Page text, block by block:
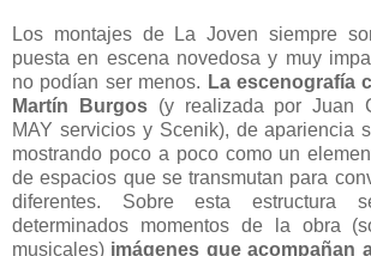
Los montajes de La Joven siempre
puesta en escena novedosa y muy
no podían ser menos. La escenografía
Martín Burgos (y realizada por Juan
MAY servicios y Scenik), de apariencia
mostrando poco a poco como un
de espacios que se transmutan para
diferentes. Sobre esta estructura
determinados momentos de la obra
musicales) imágenes que acompañan